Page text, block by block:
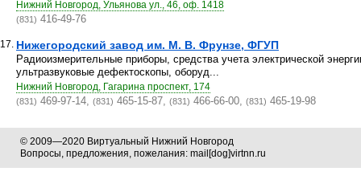
Нижний Новгород, Ульянова ул., 46, оф. 1418
(831) 416-49-76
17. Нижегородский завод им. М. В. Фрунзе, ФГУП
Радиоизмерительные приборы, средства учета электрической
ультразвуковые дефектоскопы, оборуд...
Нижний Новгород, Гагарина проспект, 174
(831) 469-97-14, (831) 465-15-87, (831) 466-66-00, (831) 465-19-98
© 2009—2020 Виртуальный Нижний Новгород
Вопросы, предложения, пожелания: mail[dog]virtnn.ru